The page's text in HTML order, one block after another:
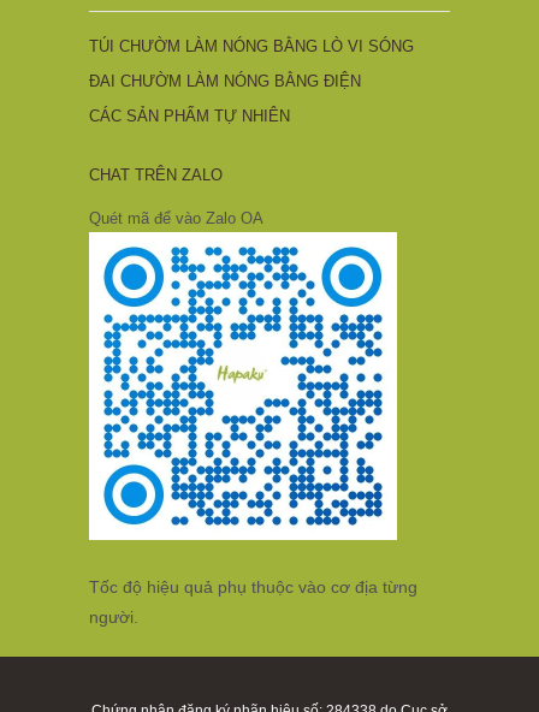
TÚI CHƯỜM LÀM NÓNG BẰNG LÒ VI SÓNG
ĐAI CHƯỜM LÀM NÓNG BẰNG ĐIỆN
CÁC SẢN PHẨM TỰ NHIÊN
CHAT TRÊN ZALO
Quét mã để vào Zalo OA
Tốc độ hiệu quả phụ thuộc vào cơ địa từng
người.